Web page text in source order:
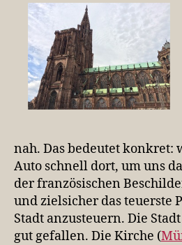
nah. Das bedeutet
Auto schnell dort, um uns
der französischen
und zielsicher das teuerste
Stadt anzusteuern. Die
gut gefallen. Die Kirche (